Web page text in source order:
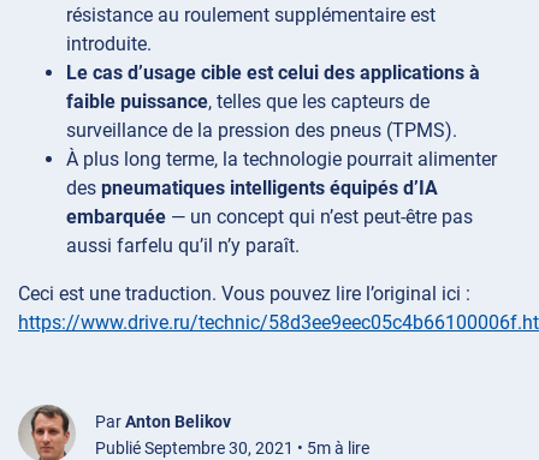
résistance au roulement supplémentaire est
introduite.
Le cas d’usage cible est celui des applications à
faible puissance, telles que les capteurs de
surveillance de la pression des pneus (TPMS).
À plus long terme, la technologie pourrait alimenter
des pneumatiques intelligents équipés d’IA
embarquée — un concept qui n’est peut-être pas
aussi farfelu qu’il n’y paraît.
Ceci est une traduction. Vous pouvez lire l’original ici :
https://www.drive.ru/technic/
ParAnton Belikov
Publié Septembre 30, 2021 • 5m à lire